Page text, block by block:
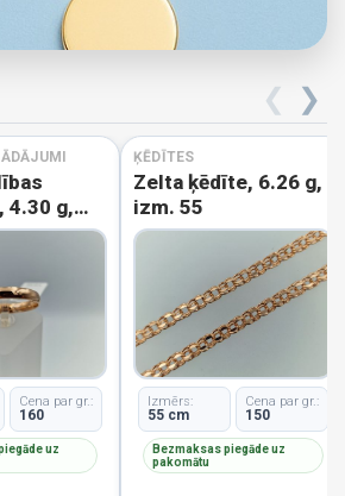
❮ ❯
4.30 g,
Cena par gr.:
160
uz
ĶĒDĪTES
Zelta ķēdīte, 6.26 g,
izm. 55
Izmērs:
55 cm
Cena par gr.:
150
Bezmaksas piegāde uz
pakomātu